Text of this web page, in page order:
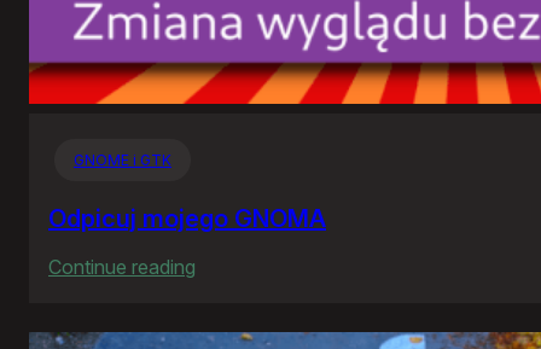
GNOME i GTK
Odpicuj mojego GNOMA
Continue reading
mojego